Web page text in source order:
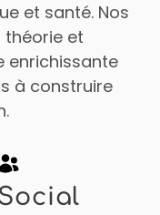
et santé. Nos
et
enrichissante
à construire